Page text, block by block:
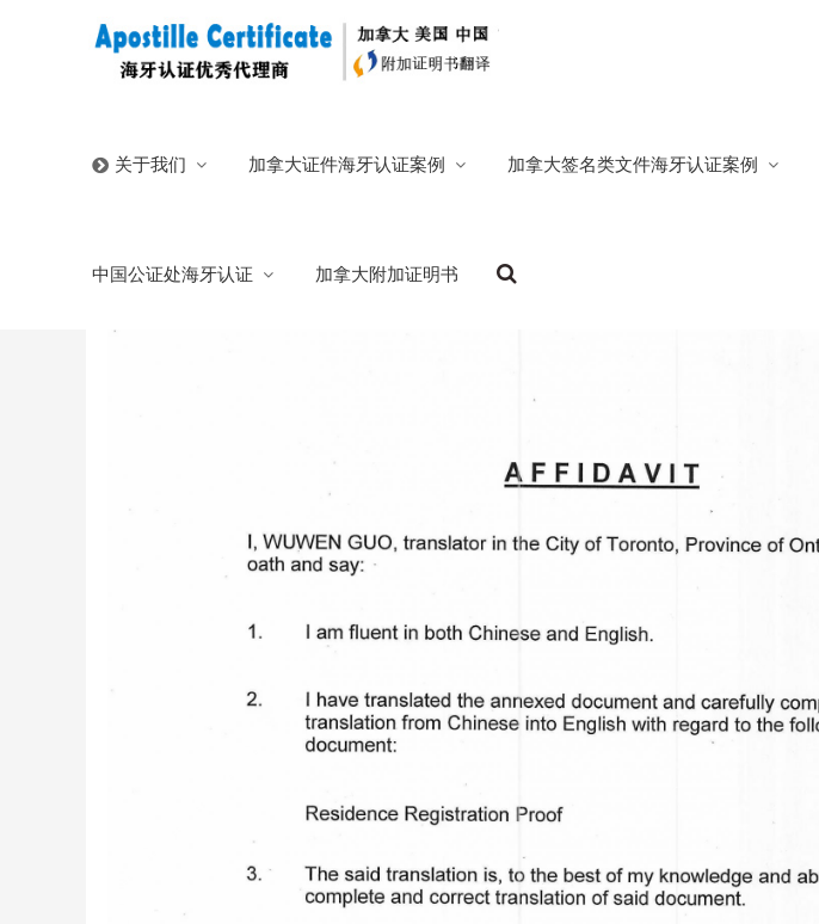
关于我们 加拿大证件海牙认证案例 加拿大签名类文件海牙认证案例
中国公证处海牙认证 加拿大附加证明书
2024/11/25 分类: 官方博客 1485